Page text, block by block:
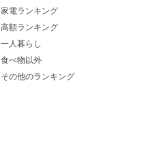
家電ランキング
高額ランキング
一人暮らし
食べ物以外
その他のランキング